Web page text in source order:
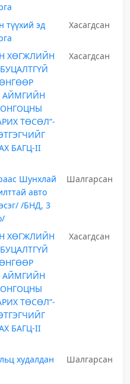
түүхий эд
Хасагдсан
ХӨГЖЛИЙН
АЙМГИЙН
ОНГОЦНЫ
ТӨСӨЛ”-
БАГЦ-II
Хасагдсан
Шунхлай
авто
/БНД, 3
Шалгарсан
ХӨГЖЛИЙН
АЙМГИЙН
ОНГОЦНЫ
ТӨСӨЛ”-
БАГЦ-II
Хасагдсан
худалдан
Шалгарсан